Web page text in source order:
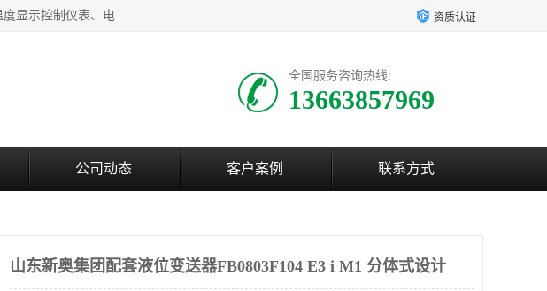
河南新瑞普测控技术有限公司主营：压力变送器、液位变送器、差压变送器、雷达料位计、电容物位计、温度显示控制仪表、电量变送器、流量计、工业自动化系统成套设备。 资质认证
全国服务咨询热线:
13663857969
公司动态 客户案例 联系方式
山东新奥集团配套液位变送器FB0803F104 E3 i M1 分体式设计